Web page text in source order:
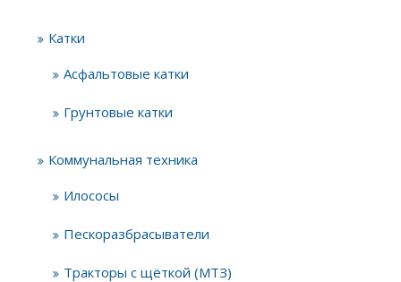
Катки
Асфальтовые катки
Грунтовые катки
Коммунальная техника
Илососы
Пескоразбрасыватели
Тракторы с щёткой (МТЗ)